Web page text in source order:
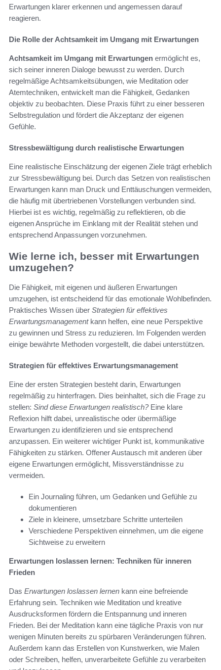
Erwartungen klarer erkennen und angemessen darauf
reagieren.
Die Rolle der Achtsamkeit im Umgang mit Erwartungen
Achtsamkeit im Umgang mit Erwartungen ermöglicht es,
sich seiner inneren Dialoge bewusst zu werden. Durch
regelmäßige Achtsamkeitsübungen, wie Meditation oder
Atemtechniken, entwickelt man die Fähigkeit, Gedanken
objektiv zu beobachten. Diese Praxis führt zu einer besseren
Selbstregulation und fördert die Akzeptanz der eigenen
Gefühle.
Stressbewältigung durch realistische Erwartungen
Eine realistische Einschätzung der eigenen Ziele trägt erheblich
zur Stressbewältigung bei. Durch das Setzen von realistischen
Erwartungen kann man Druck und Enttäuschungen vermeiden,
die häufig mit übertriebenen Vorstellungen verbunden sind.
Hierbei ist es wichtig, regelmäßig zu reflektieren, ob die
eigenen Ansprüche im Einklang mit der Realität stehen und
entsprechend Anpassungen vorzunehmen.
Wie lerne ich, besser mit Erwartungen
umzugehen?
Die Fähigkeit, mit eigenen und äußeren Erwartungen
umzugehen, ist entscheidend für das emotionale Wohlbefinden.
Praktisches Wissen über Strategien für effektives
Erwartungsmanagementkann helfen, eine neue Perspektive
zu gewinnen und Stress zu reduzieren. Im Folgenden werden
einige bewährte Methoden vorgestellt, die dabei unterstützen.
Strategien für effektives Erwartungsmanagement
Eine der ersten Strategien besteht darin, Erwartungen
regelmäßig zu hinterfragen. Dies beinhaltet, sich die Frage zu
stellen: Sind diese Erwartungen realistisch?Eine klare
Reflexion hilft dabei, unrealistische oder übermäßige
Erwartungen zu identifizieren und sie entsprechend
anzupassen. Ein weiterer wichtiger Punkt ist, kommunikative
Fähigkeiten zu stärken. Offener Austausch mit anderen über
eigene Erwartungen ermöglicht, Missverständnisse zu
vermeiden.
Ein Journaling führen, um Gedanken und Gefühle zu
dokumentieren
Ziele in kleinere, umsetzbare Schritte unterteilen
Verschiedene Perspektiven einnehmen, um die eigene
Sichtweise zu erweitern
Erwartungen loslassen lernen: Techniken für inneren
Frieden
Das Erwartungen loslassen lernen kann eine befreiende
Erfahrung sein. Techniken wie Meditation und kreative
Ausdrucksformen fördern die Entspannung und inneren
Frieden. Bei der Meditation kann eine tägliche Praxis von nur
wenigen Minuten bereits zu spürbaren Veränderungen führen.
Außerdem kann das Erstellen von Kunstwerken, wie Malen
oder Schreiben, helfen, unverarbeitete Gefühle zu verarbeiten